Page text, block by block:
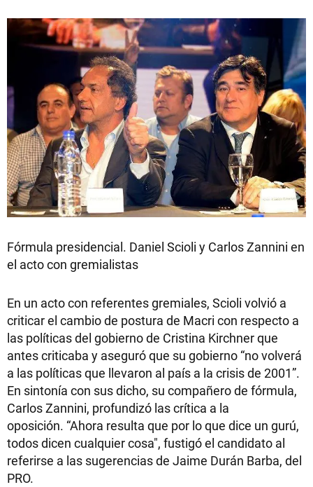
Fórmula presidencial. Daniel Scioli y Carlos Zannini en
el acto con gremialistas
En un acto con referentes gremiales, Scioli volvió a
criticar el cambio de postura de Macri con respecto a
las políticas del gobierno de Cristina Kirchner que
antes criticaba y aseguró que su gobierno “no volverá
a las políticas que llevaron al país a la crisis de 2001”.
En sintonía con sus dicho, su compañero de fórmula,
Carlos Zannini, profundizó las crítica a la
oposición. “Ahora resulta que por lo que dice un gurú,
todos dicen cualquier cosa", fustigó el candidato al
referirse a las sugerencias de Jaime Durán Barba, del
PRO.